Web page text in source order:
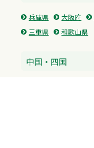
兵庫県 大阪府
三重県
和歌山県
中国・四国